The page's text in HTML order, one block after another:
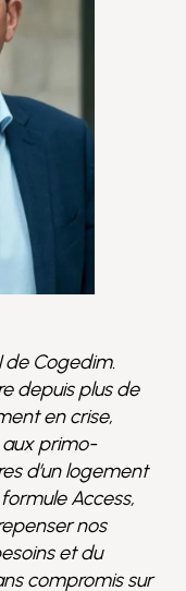
de Cogedim.
depuis plus de
en crise,
primo-
d’un logement
Access,
nos
et du
compromis sur